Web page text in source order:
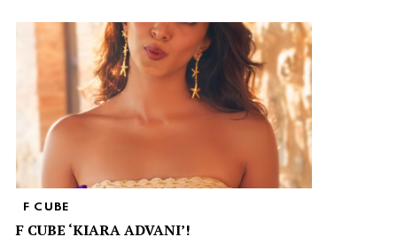
F CUBE
F CUBE ‘KIARA ADVANI’!